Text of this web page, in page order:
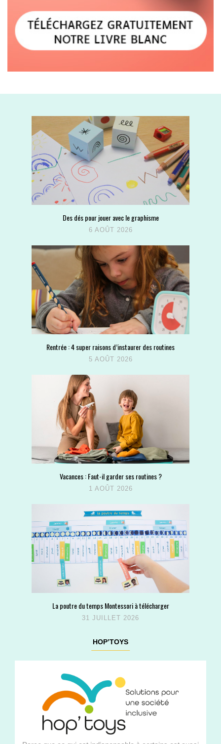
Des dés pour jouer avec le graphisme
6 AOÛT 2026
Rentrée : 4 super raisons d’instaurer des routines
5 AOÛT 2026
Vacances : Faut-il garder ses routines ?
1 AOÛT 2026
La poutre du temps Montessori à télécharger
31 JUILLET 2026
HOP’TOYS